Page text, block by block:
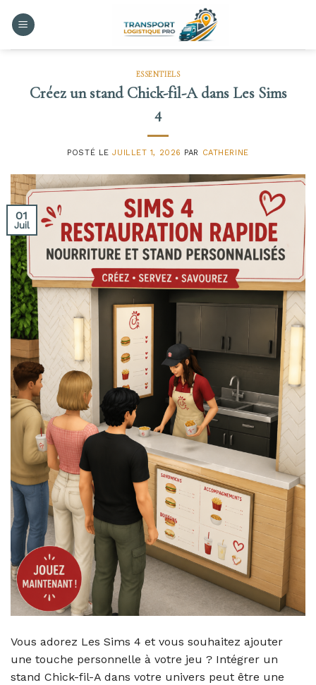
ESSENTIELS
Créez un stand Chick-fil-A dans Les Sims
4
POSTÉ LEJUILLET 1, 2026 PAR CATHERINE
01
Juil
Vous adorez Les Sims 4 et vous souhaitez ajouter
une touche personnelle à votre jeu ? Intégrer un
stand Chick-fil-A dans votre univers peut être une